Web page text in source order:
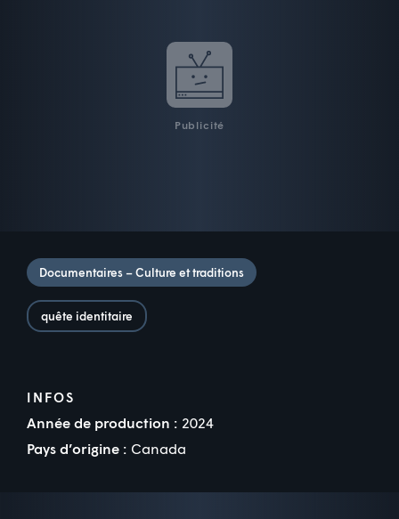
Publicité
Documentaires – Culture et traditions
quête identitaire
INFOS
Année de production : 2024
Pays d’origine : Canada